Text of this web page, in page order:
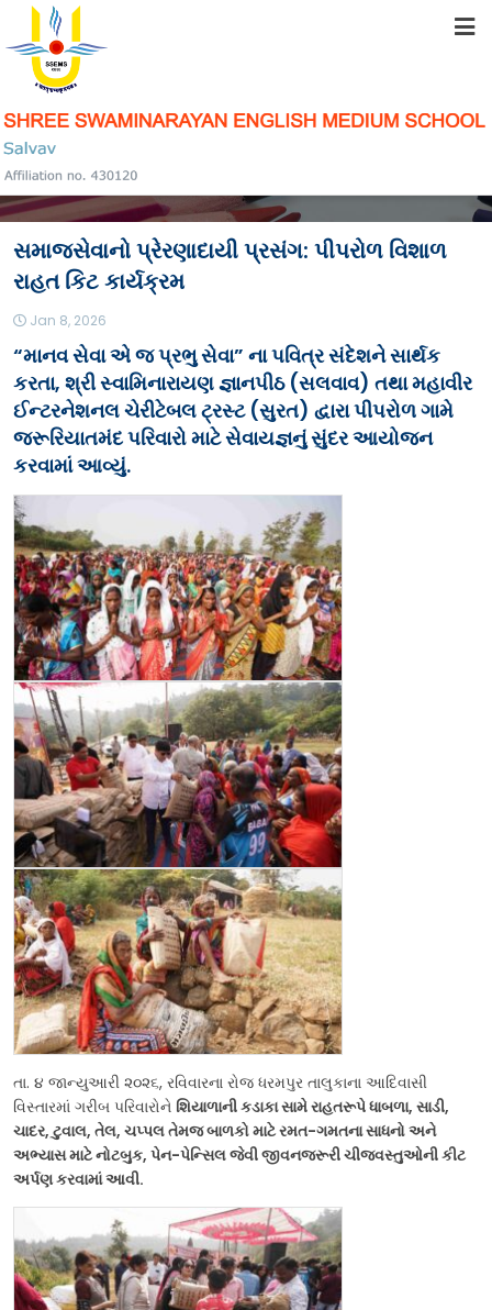
ABOUT US
STUDENT RESOURCES
FACILITIES
ACADEMICS
SCHOOL COMMUNITY
GALLERY
MANDATORY PUBLIC DISCLOSURE
CONTACT US
CAREER
સમાજસેવાનો પ્રેરણાદાયી પ્રસંગ: પીપરોળ વિશાળ
રાહત કિટ કાર્યક્રમ
Jan 8, 2026
“માનવ સેવા એ જ પ્રભુ સેવા” ના પવિત્ર સંદેશને સાર્થક
કરતા, શ્રી સ્વામિનારાયણ જ્ઞાનપીઠ (સલવાવ) તથા મહાવીર
ઈન્ટરનેશનલ ચેરીટેબલ ટ્રસ્ટ (સુરત) દ્વારા પીપરોળ ગામે
જરૂરિયાતમંદ પરિવારો માટે સેવાયજ્ઞનું સુંદર આયોજન
કરવામાં આવ્યું.
તા. ૪ જાન્યુઆરી ૨૦૨૬, રવિવારના રોજ ધરમપુર તાલુકાના આદિવાસી
વિસ્તારમાં ગરીબ પરિવારોને શિયાળાની કડાકા સામે રાહતરૂપે ધાબળા, સાડી,
ચાદર, ટુવાલ, તેલ, ચપ્પલ તેમજ બાળકો માટે રમત-ગમતના સાધનો અને
અભ્યાસ માટે નોટબુક, પેન-પેન્સિલ જેવી જીવનજરૂરી ચીજવસ્તુઓની કીટ
અર્પણ કરવામાં આવી.